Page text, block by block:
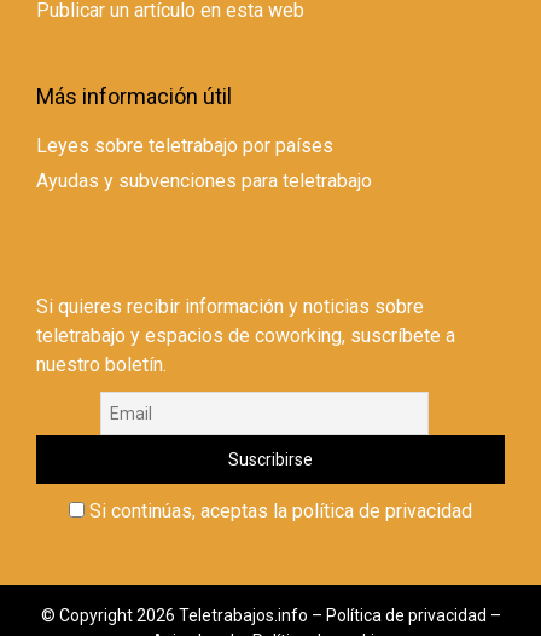
Publicar un artículo en esta web
Más información útil
Leyes sobre teletrabajo por países
Ayudas y subvenciones para teletrabajo
Si quieres recibir información y noticias sobre
teletrabajo y espacios de coworking, suscríbete a
nuestro boletín.
Si continúas, aceptas la política de privacidad
© Copyright 2026 Teletrabajos.info – Política de privacidad –